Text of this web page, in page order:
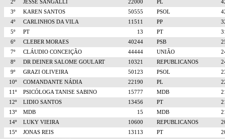
2º
JESSE SANGALLI 22000 PL
3º
KAREN SANTOS 50555 PSOL
4º
CARLINHOS DA VILA 11511 PP
5º
PT 13 PT
6º
CLEBER MORAES 40244 PSB
7º
CLÁUDIO CONCEIÇÃO 44444 UNIÃO
8º
DR DEINER SALOME GOULART 10321 REPUBLICANOS
9º
GRAZI OLIVEIRA 50123 PSOL
10º
COMANDANTE NÁDIA 22190 PL
11º
PSICÓLOGA TANISE SABINO 15777 MDB
12º
LIDIO SANTOS 13456 PT
13º
MDB 15 MDB
14º
LUKY VIEIRA 10600 REPUBLICANOS
15º
JONAS REIS 13113 PT